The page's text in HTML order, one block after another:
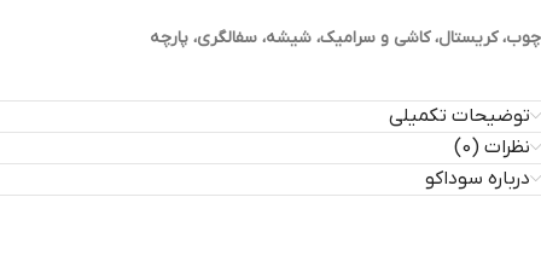
چوب، کریستال، کاشی و سرامیک، شیشه، سفالگری، پارچه
توضیحات تکمیلی
نظرات (0)
درباره سوداکو